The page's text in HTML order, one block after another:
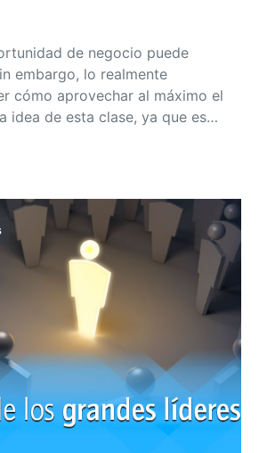
de negocio puede
embargo, lo realmente
cómo aprovechar al máximo el
idea de esta clase, ya que es…